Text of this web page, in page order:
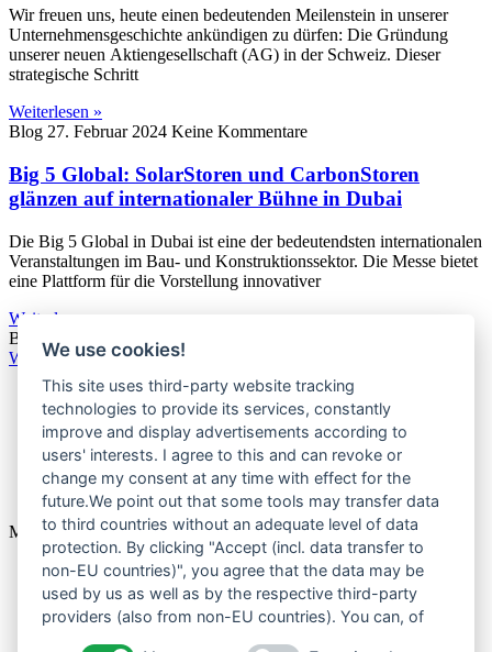
Wir freuen uns, heute einen bedeutenden Meilenstein in unserer
Unternehmensgeschichte ankündigen zu dürfen: Die Gründung
unserer neuen Aktiengesellschaft (AG) in der Schweiz. Dieser
strategische Schritt
Weiterlesen »
Blog 27. Februar 2024 Keine Kommentare
Big 5 Global: SolarStoren und CarbonStoren
glänzen auf internationaler Bühne in Dubai
Die Big 5 Global in Dubai ist eine der bedeutendsten internationalen
Veranstaltungen im Bau- und Konstruktionssektor. Die Messe bietet
eine Plattform für die Vorstellung innovativer
Weiterlesen »
Blog 30. Januar 2024
Keine Kommentare
Weitere Neuigkeiten
Home
Über uns
Produkte
News
Kontakt
Menu
Home
Über uns
Produkte
News
Kontakt
We use cookies!
This site uses third-party website tracking
technologies to provide its services, constantly
improve and display advertisements according to
users' interests. I agree to this and can revoke or
change my consent at any time with effect for the
future.We point out that some tools may transfer data
to third countries without an adequate level of data
protection. By clicking "Accept (incl. data transfer to
non-EU countries)", you agree that the data may be
used by us as well as by the respective third-party
providers (also from non-EU countries). You can, of